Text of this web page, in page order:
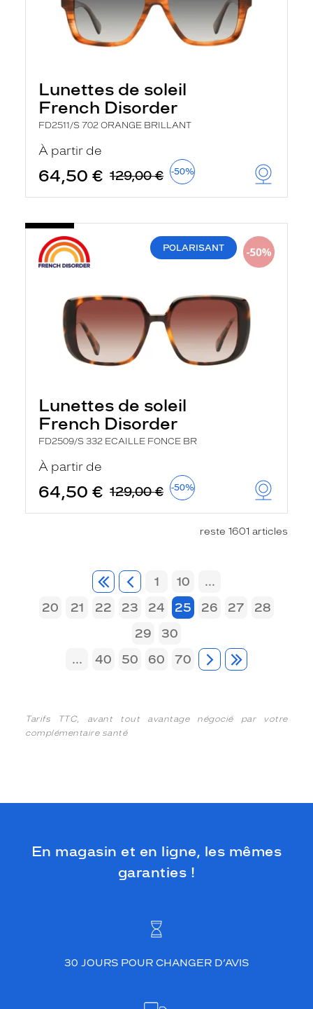
Lunettes de soleil
French Disorder
FD2511/S 702 ORANGE BRILLANT
À partir de
64,50 € 129,00 € -50%
POLARISANT
Lunettes de soleil
French Disorder
FD2509/S 332 ECAILLE FONCE BR
À partir de
64,50 € 129,00 € -50%
reste 1601 articles
1 10
...
20
21 22 23 24 25 26 27
28
29
30
...
40 50 60 70
Tarifs TTC, avant tout avantage négocié par votre
complémentaire santé
En magasin et en ligne, les mêmes
garanties !
30 JOURS POUR CHANGER D’AVIS